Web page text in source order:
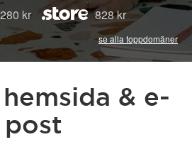
280 kr 828 kr
se alla toppdomäner
& e-
post